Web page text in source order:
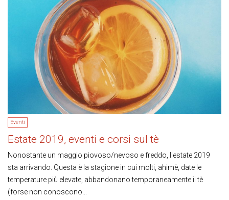
Eventi
Estate 2019, eventi e corsi sul tè
Nonostante un maggio piovoso/nevoso e freddo, l'estate 2019
sta arrivando. Questa è la stagione in cui molti, ahimè, date le
temperature più elevate, abbandonano temporaneamente il tè
(forse non conoscono...